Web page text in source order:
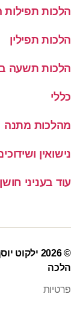
הלכות
הלכות תפילין
הלכות תשעה
כללי
מהלכות מתנה
נישואין
עוד בעניני
© 2026
ילקוט
הלכה
פרטיות